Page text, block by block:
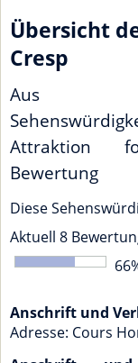
Übersicht
Cresp
Aus
Attraktion
Bewertung
Diese
Aktuell 8
Anschrift und
Adresse: Cours